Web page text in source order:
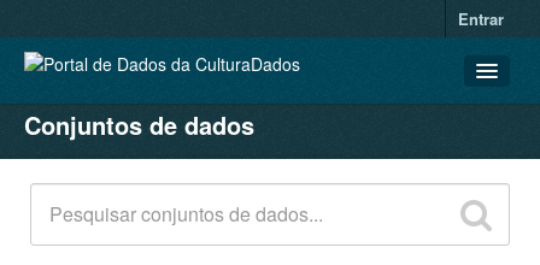
Entrar
CONJUNTOS DE DADOS
ORGANIZAÇÕES
GRUPOS
SOBRE
Conjuntos de dados